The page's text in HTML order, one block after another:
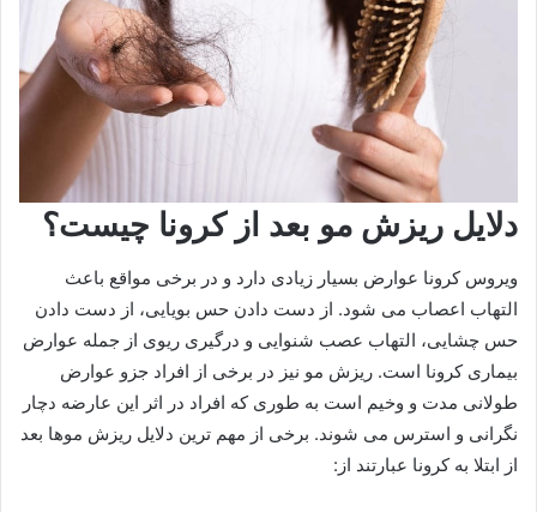
دلایل ریزش مو بعد از کرونا چیست؟
ویروس کرونا عوارض بسیار زیادی دارد و در برخی مواقع باعث
التهاب اعصاب می شود. از دست دادن حس بویایی، از دست دادن
حس چشایی، التهاب عصب شنوایی و درگیری ریوی از جمله عوارض
بیماری کرونا است. ریزش مو نیز در برخی از افراد جزو عوارض
طولانی مدت و وخیم است به طوری که افراد در اثر این عارضه دچار
نگرانی و استرس می شوند. برخی از مهم ترین دلایل ریزش موها بعد
از ابتلا به کرونا عبارتند از: